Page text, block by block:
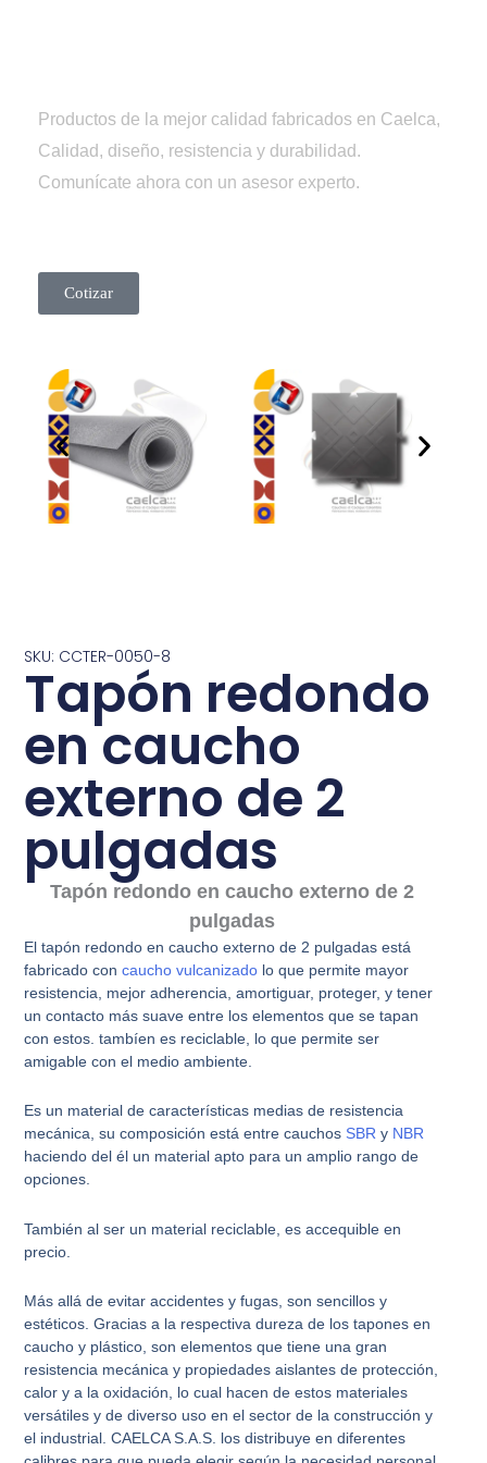
Productos de la mejor calidad fabricados en Caelca,
Calidad, diseño, resistencia y durabilidad.
Comunícate ahora con un asesor experto.
Cotizar
SKU: CCTER-0050-8
Tapón redondo
en caucho
externo de 2
pulgadas
Tapón redondo en caucho externo de 2
pulgadas
El tapón redondo en caucho externo de 2 pulgadas está
fabricado concaucho vulcanizado lo que permite mayor
resistencia, mejor adherencia, amortiguar, proteger, y tener
un contacto más suave entre los elementos que se tapan
con estos. tambíen es reciclable, lo que permite ser
amigable con el medio ambiente.
Es un material de características medias de resistencia
mecánica, su composición está entre cauchos SBR y NBR
haciendo del él un material apto para un amplio rango de
opciones.
También al ser un material reciclable, es accequible en
precio.
Más allá de evitar accidentes y fugas, son sencillos y
estéticos. Gracias a la respectiva dureza de los tapones en
caucho y plástico, son elementos que tiene una gran
resistencia mecánica y propiedades aislantes de protección,
calor y a la oxidación, lo cual hacen de estos materiales
versátiles y de diverso uso en el sector de la construcción y
el industrial. CAELCA S.A.S. los distribuye en diferentes